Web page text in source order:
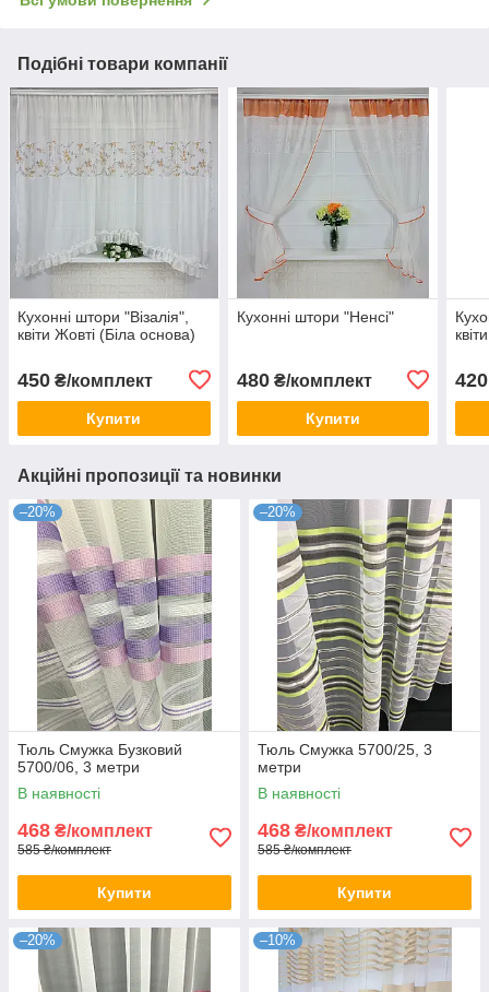
Подібні товари компанії
Кухонні штори "Візалія",
квіти Жовті (Біла основа)
450 ₴/комплект
Купити
Кухонні штори "Ненсі"
480₴/комплект
Купити
420
Акційні пропозиції та новинки
–20%
Тюль Смужка Бузковий
5700/06, 3 метри
В наявності
468 ₴/комплект
585 ₴/комплект
Купити
–20%
Тюль Смужка 5700/25, 3
метри
В наявності
468 ₴/комплект
585 ₴/комплект
Купити
–20% –10%